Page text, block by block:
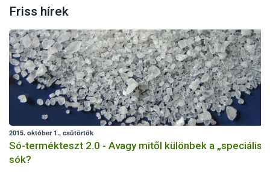
Friss hírek
2015. október 1., csütörtök
Só-termékteszt 2.0 - Avagy mitől különbek a „speciális”
sók?